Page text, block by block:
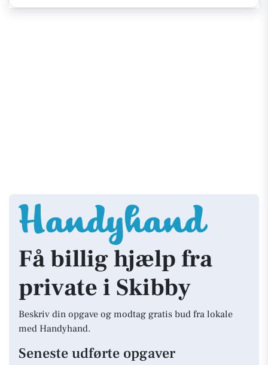
Få billig hjælp fra
private i Skibby
Beskriv din opgave og modtag gratis bud fra lokale
med Handyhand.
Seneste udførte opgaver